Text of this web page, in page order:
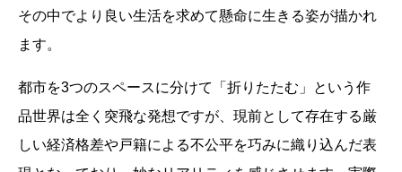
その中でより良い生活を求めて懸命に生きる姿が描かれ
ます。
都市を3つのスペースに分けて「折りたたむ」という作
品世界は全く突飛な発想ですが、現前として存在する厳
しい経済格差や戸籍による不公平を巧みに織り込んだ表